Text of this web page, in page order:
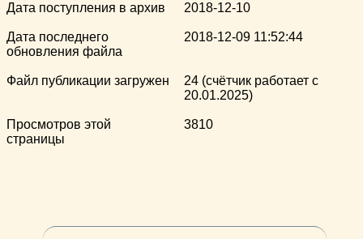
Дата поступления в архив 2018-12-10
Дата последнего
обновления файла
2018-12-09 11:52:44
Файл публикации загружен
24 (счётчик работает с
20.01.2025)
Просмотров этой
страницы
3810